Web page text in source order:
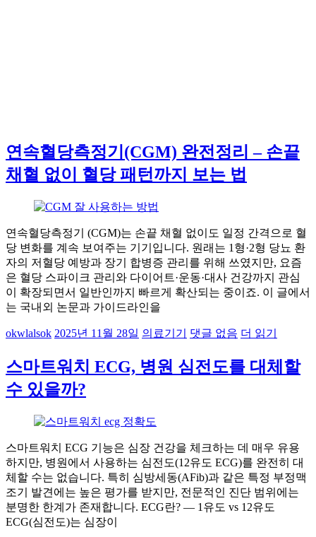
연속혈당측정기(CGM) 완전정리 – 손끝
채혈 없이 혈당 패턴까지 보는 법
연속혈당측정기 (CGM)는 손끝 채혈 없이도 일정 간격으로 혈
당 변화를 계속 보여주는 기기입니다. 원래는 1형·2형 당뇨 환
자의 저혈당 예방과 장기 합병증 관리를 위해 쓰였지만, 요즘
은 혈당 스파이크 관리와 다이어트·운동·대사 건강까지 관심
이 확장되면서 일반인까지 빠르게 확산되는 중이죠. 이 글에서
는 국내외 논문과 가이드라인을
okwlalsok 2025년 11월 28일 의료기기 댓글 없음 더 읽기
스마트워치 ECG, 병원 심전도를 대체할
수 있을까?
스마트워치 ECG 기능은 심장 건강을 체크하는 데 매우 유용
하지만, 병원에서 사용하는 심전도(12유도 ECG)를 완전히 대
체할 수는 없습니다. 특히 심방세동(AFib)과 같은 특정 부정맥
조기 발견에는 높은 평가를 받지만, 전문적인 진단 범위에는
분명한 한계가 존재합니다. ECG란? — 1유도 vs 12유도
ECG(심전도)는 심장이